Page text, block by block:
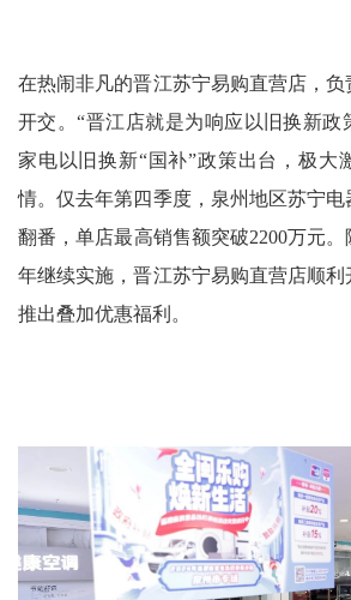
在热闹非凡的晋江苏宁易购直营店，
开交。“晋江店就是为响应以旧换新政
家电以旧换新“国补”政策出台，极大
情。仅去年第四季度，泉州地区苏宁
翻番，单店最高销售额突破2200万元
年继续实施，晋江苏宁易购直营店顺
推出叠加优惠福利。